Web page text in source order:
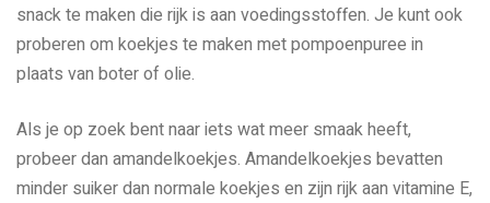
snack te maken die rijk is aan voedingsstoffen. Je kunt ook
proberen om koekjes te maken met pompoenpuree in
plaats van boter of olie.
Als je op zoek bent naar iets wat meer smaak heeft,
probeer dan amandelkoekjes. Amandelkoekjes bevatten
minder suiker dan normale koekjes en zijn rijk aan vitamine E,